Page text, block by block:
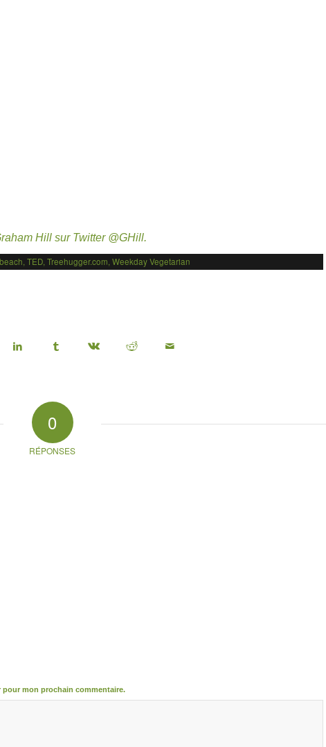
Hill sur Twitter @GHill.
, TED, Treehugger.com, Weekday Vegetarian
0
RÉPONSES
mon prochain commentaire.